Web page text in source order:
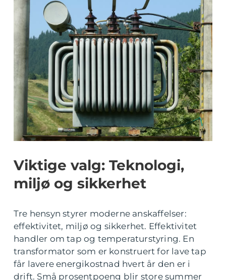
Viktige valg: Teknologi,
miljø og sikkerhet
Tre hensyn styrer moderne anskaffelser:
effektivitet, miljø og sikkerhet. Effektivitet
handler om tap og temperaturstyring. En
transformator som er konstruert for lave tap
får lavere energikostnad hvert år den er i
drift. Små prosentpoeng blir store summer